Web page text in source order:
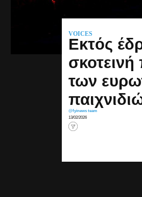
VOICES
Εκτός
των
@fyinews team
13/02/2026